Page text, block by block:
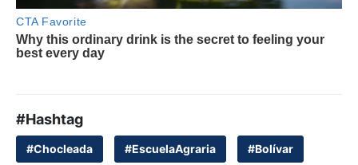
#Hashtag
#Chocleada #EscuelaAgraria #Bolívar